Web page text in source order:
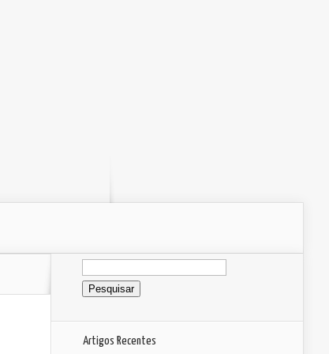
Pesquisar
por:
Artigos Recentes